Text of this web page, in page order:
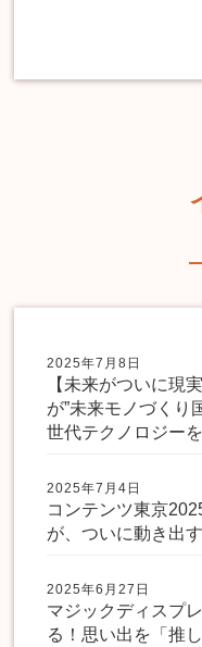
2025年7月8日
【未来がついに現
が”未来モノづくり
世代テクノロジー
2025年7月4日
コンテンツ東京
が、ついに動き出す
2025年6月27日
マジックディスプ
る！思い出を「推